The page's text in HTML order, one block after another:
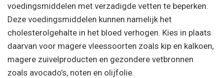
voedingsmiddelen met verzadigde vetten te beperken.
Deze voedingsmiddelen kunnen namelijk het
cholesterolgehalte in het bloed verhogen. Kies in plaats
daarvan voor magere vleessoorten zoals kip en kalkoen,
magere zuivelproducten en gezondere vetbronnen
zoals avocado’s, noten en olijfolie.